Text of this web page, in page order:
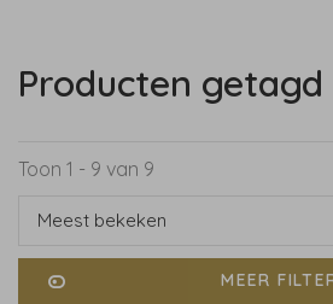
Producten
Toon 1 - 9 van 9
Meest bekeken
MEER